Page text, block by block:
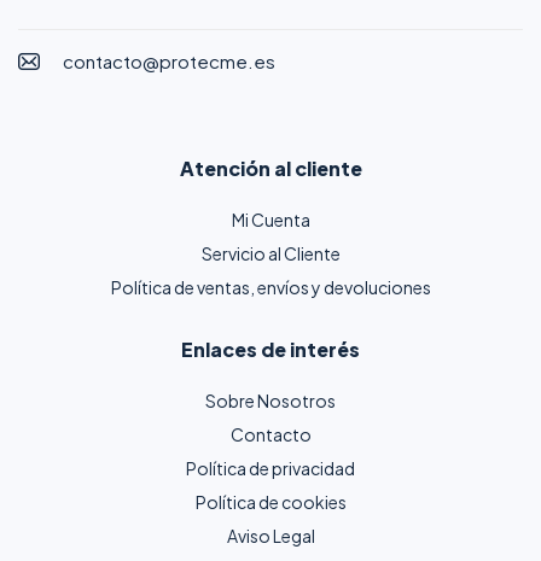
contacto@protecme.es
Atención al cliente
Mi Cuenta
Servicio al Cliente
Política de ventas, envíos y devoluciones
Enlaces de interés
Sobre Nosotros
Contacto
Política de privacidad
Política de cookies
Aviso Legal